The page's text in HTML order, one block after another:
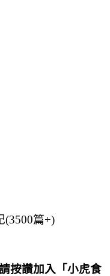
(3500篇+)
按讚加入「小虎食